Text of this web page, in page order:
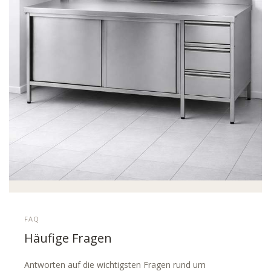
FAQ
Häufige Fragen
Antworten auf die wichtigsten Fragen rund um